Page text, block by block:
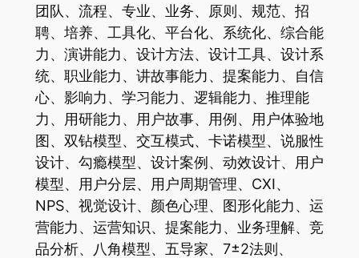
团队、流程、专业、业务、原则、规范、招
聘、培养、工具化、平台化、系统化、综合能
力、演讲能力、设计方法、设计工具、设计系
统、职业能力、讲故事能力、提案能力、自信
心、影响力、学习能力、逻辑能力、推理能
力、用研能力、用户故事、用例、用户体验地
图、双钻模型、交互模式、卡诺模型、说服性
设计、勾瘾模型、设计案例、动效设计、用户
模型、用户分层、用户周期管理、CXI、
NPS、视觉设计、颜色心理、图形化能力、运
营能力、运营知识、提案能力、业务理解、竞
品分析、八角模型、五导家、7±2法则、